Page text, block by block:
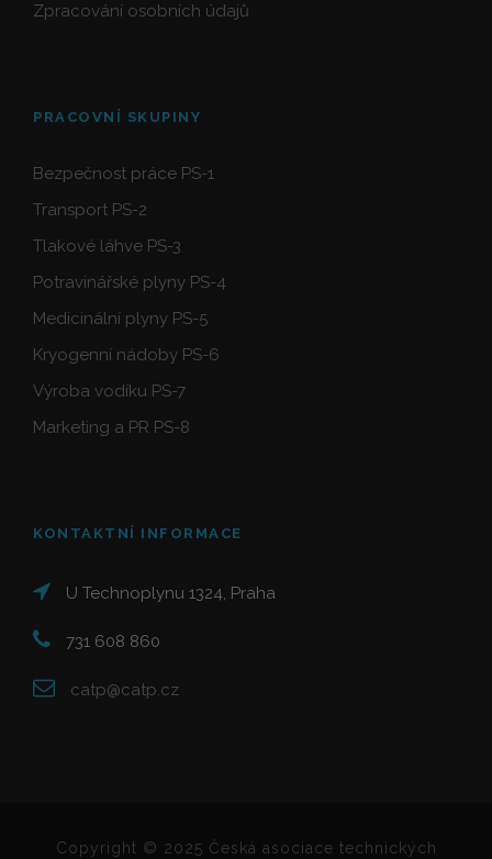
Zpracování osobních údajů
PRACOVNÍ SKUPINY
Bezpečnost práce PS-1
Transport PS-2
Tlakové láhve PS-3
Potravinářské plyny PS-4
Medicinální plyny PS-5
Kryogenní nádoby PS-6
Výroba vodíku PS-7
Marketing a PR PS-8
KONTAKTNÍ INFORMACE
U Technoplynu 1324, Praha
731 608 860
catp@catp.cz
Copyright © 2025 Česká asociace technických